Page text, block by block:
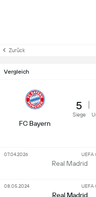
Zurück
Vergleich
FC Bayern
5
Siege
Real Madrid
UEFA
07.04.2026
Real Madrid
UEFA
08.05.2024